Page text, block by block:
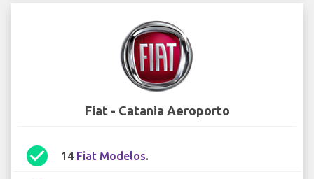
Fiat - Catania Aeroporto
check_circle 14 Fiat Modelos.